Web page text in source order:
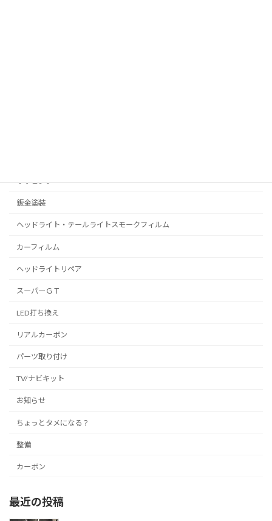
ラッピング
鈑金塗装
ヘッドライト・テールライトスモークフィルム
カーフィルム
ヘッドライトリペア
スーパーＧＴ
LED打ち換え
リアルカーボン
パーツ取り付け
TV/ナビキット
お知らせ
ちょっとタメになる？
整備
カーボン
最近の投稿